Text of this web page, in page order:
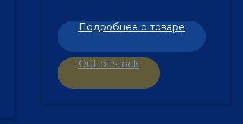
Подробнее о товаре
Out of stock